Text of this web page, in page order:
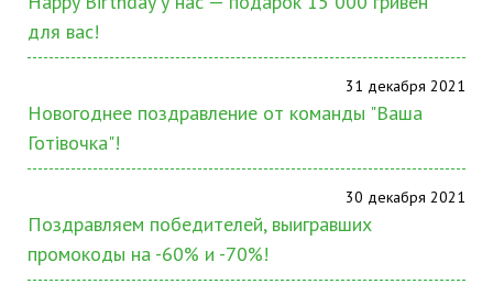
для вас!
31 декабря 2021
Новогоднее поздравление от команды "Ваша
Готівочка"!
30 декабря 2021
Поздравляем победителей, выигравших
промокоды на -60% и -70%!